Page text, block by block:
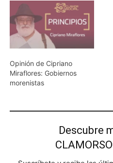
Opinión de Cipriano
Miraflores: Gobiernos
morenistas
Descubre